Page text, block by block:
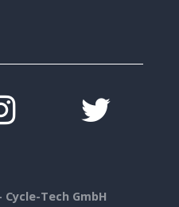
Cycle-Tech GmbH